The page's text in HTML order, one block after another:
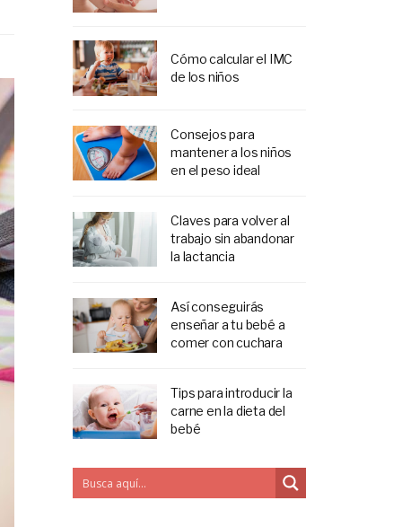
Cómo calcular el IMC
de los niños
Consejos para
mantener a los niños
en el peso ideal
Claves para volver al
trabajo sin abandonar
la lactancia
Así conseguirás
enseñar a tu bebé a
comer con cuchara
Tips para introducir la
carne en la dieta del
bebé